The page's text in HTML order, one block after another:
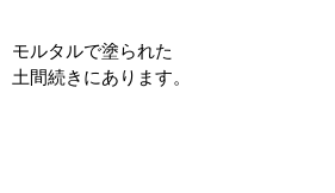
モルタルで塗られた
土間続きにあります。